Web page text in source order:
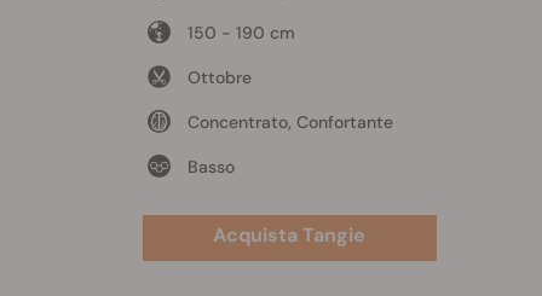
150 - 190 cm
Ottobre
Concentrato, Confortante
Basso
Acquista Tangie